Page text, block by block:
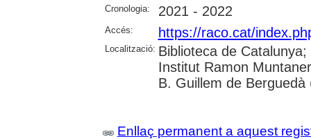
Cronologia: 2021 - 2022
Accés: https://raco.cat/
Localització: Biblioteca de
Institut Ramon
B. Guillem de Berguedà
Enllaç permanent a aquest